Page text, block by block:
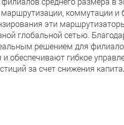
коммутации и
эти
глобальной сетью.
решением для
обеспечивают гибкое
за счет снижения